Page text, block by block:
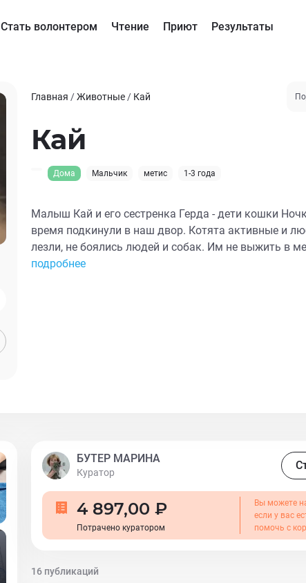
Стать волонтером Чтение Приют Результаты
Главная /Животные / Кай
Кай
Дома Мальчик метис 1-3 года
Малыш Кай и его сестренка Герда - дети кошки
время подкинули в наш двор. Котята активные и
лезли, не боялись людей и собак. Им не выжить в
мы их отловили, сдали необходимые анализы,
подробнее
БУТЕР МАРИНА
Куратор
4 897,00 ₽
Потрачено куратором
Вы можете
если у вас
помочь с
16 публикаций